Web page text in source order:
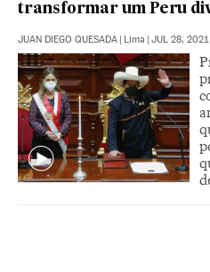
transformar um Peru
JUAN DIEGO QUESADA | Lima | JUL 28,